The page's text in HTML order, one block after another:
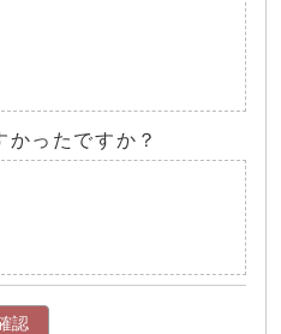
かったですか？
認